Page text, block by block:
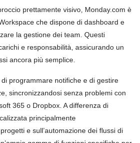
prettamente visivo, Monday.com è
che dispone di dashboard e
la gestione dei team. Questi
e responsabilità, assicurando un
ancora più semplice.
programmare notifiche e di gestire
sincronizzandosi senza problemi con
365 o Dropbox. A differenza di
principalmente
e sull’automazione dei flussi di